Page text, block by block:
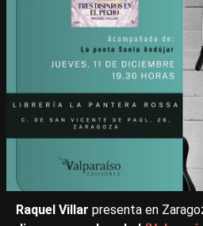
Raquel Villar presenta en